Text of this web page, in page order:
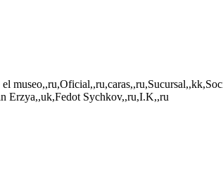
Erzya,,uk,Fedot Sychkov,,ru,I.K,,ru